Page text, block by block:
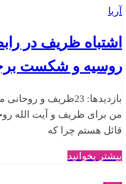
آریا
اشتباه ظریف در
روسیه و شکست
بازدیدها: 23ظریف و
من برای ظریف و آیت الله
قائل هستم چرا که
بیشتر بخوانید